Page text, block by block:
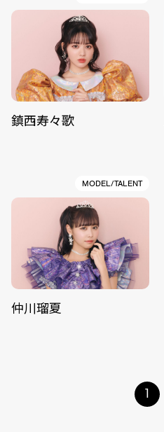
鎮西寿々歌
MODEL/TALENT
仲川瑠夏
1